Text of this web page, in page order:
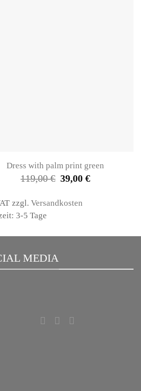
Dress with palm print green
119,00€ Original
price
119,00 €.
39,00€Current
zzgl.Versandkosten
3-5 Tage
MEDIA